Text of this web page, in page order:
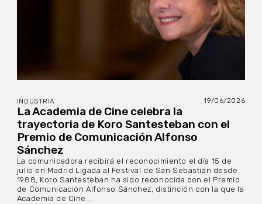
INDUSTRIA 19/06/2026
La Academia de Cine celebra la
trayectoria de Koro Santesteban con el
Premio de Comunicación Alfonso
Sánchez
La comunicadora recibirá el reconocimiento el día 15 de
julio en Madrid Ligada al Festival de San Sebastián desde
1988, Koro Santesteban ha sido reconocida con el Premio
de Comunicación Alfonso Sánchez, distinción con la que la
Academia de Cine...